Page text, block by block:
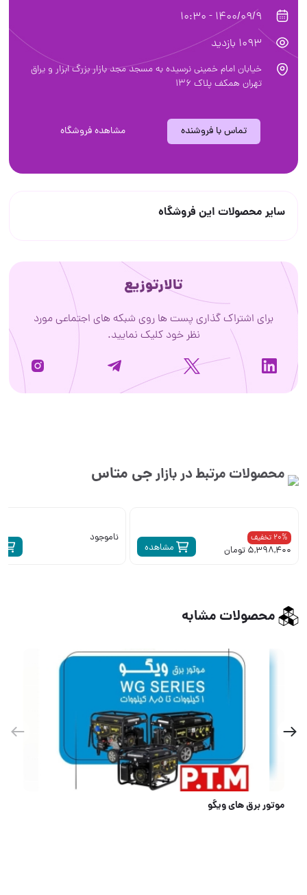
1400/09/9 - 10:30
1093 بازدید
خیابان امام خمینی نرسیده به مسجد مجد بازار بزرگ ابزار و یراق
تهران همکف پلاک ۱۳۶
تماس با فروشنده مشاهده فروشگاه
سایر محصولات این فروشگاه
تالارتوزیع
برای اشتراک گذاری پست ها روی شبکه های اجتماعی مورد
نظر خود کلیک نمایید.
محصولات مرتبط در بازارجی متاس
مشاهده
20% تخفیف
5,398,400 تومان
ناموجود
محصولات مشابه
مغاره ۴ عددی XUBIN